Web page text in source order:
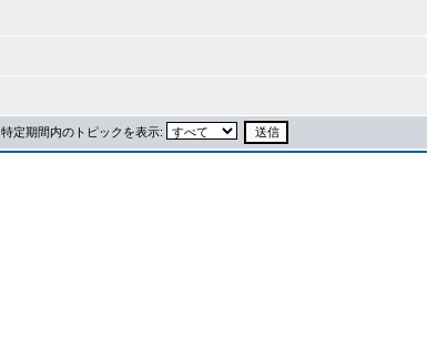
特定期間内のトピックを表示: